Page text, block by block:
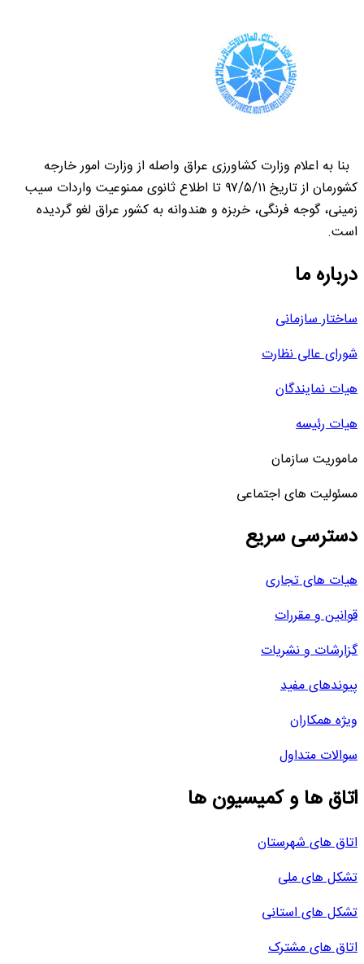
بنا به اعلام وزارت کشاورزی عراق واصله از وزارت امور خارجه
کشورمان از تاریخ ۹۷/۵/۱۱ تا اطلاع ثانوی ممنوعیت واردات سیب
زمینی، گوجه فرنگی، خربزه و هندوانه به کشور عراق لغو گردیده
است.
درباره ما
ساختار سازمانی
شورای عالی نظارت
هیات نمایندگان
هیات رئیسه
ماموریت سازمان
مسئولیت های اجتماعی
دسترسی سریع
هیات های تجاری
قوانین و مقررات
گزارشات و نشریات
پیوندهای مفید
ویژه همکاران
سوالات متداول
اتاق ها و کمیسیون ها
اتاق های شهرستان
تشکل های ملی
تشکل های استانی
اتاق های مشترک